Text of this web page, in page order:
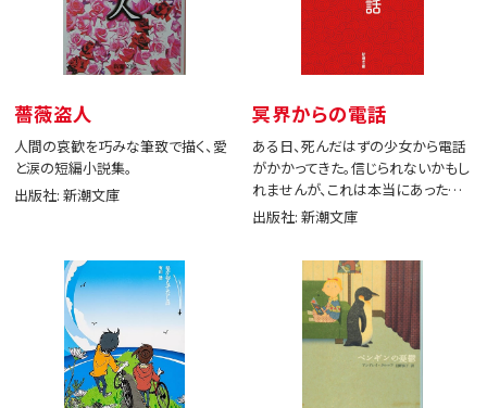
薔薇盗人
人間の哀歓を巧みな筆致で描く、愛
と涙の短編小説集。
出版社: 新潮文庫
冥界からの電話
ある日、死んだはずの少女から電話
がかかってきた。信じられないかもし
れませんが、これは本当にあった出
来事です。
出版社: 新潮文庫